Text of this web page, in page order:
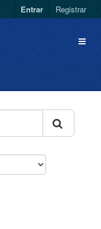
Entrar Registrar